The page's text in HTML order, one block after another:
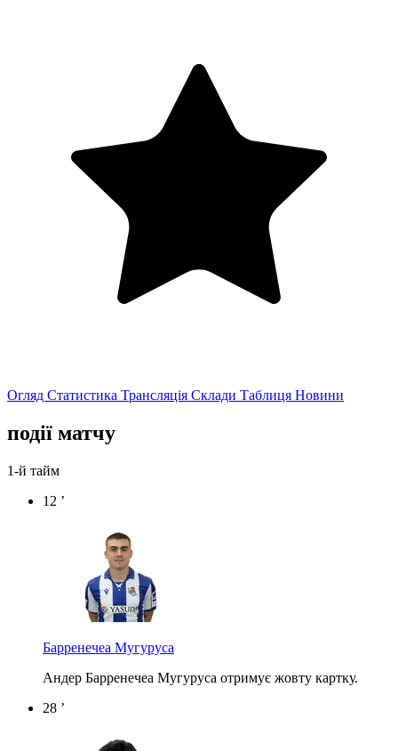
Огляд Статистика Трансляція Склади Таблиця Новини
події матчу
1-й тайм
12 ’
Барренечеа Мугуруса
Андер Барренечеа Мугуруса отримує жовту картку.
28 ’